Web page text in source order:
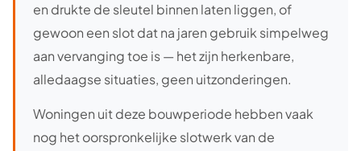
en drukte de sleutel binnen laten liggen, of
gewoon een slot dat na jaren gebruik simpelweg
aan vervanging toe is — het zijn herkenbare,
alledaagse situaties, geen uitzonderingen.
Woningen uit deze bouwperiode hebben vaak
nog het oorspronkelijke slotwerk van de